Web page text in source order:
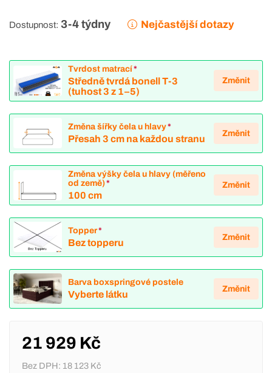
Dostupnost: 3-4 týdny Nejčastější dotazy
Tvrdost matrací*
Středně tvrdá bonell T-3
(tuhost 3 z 1–5)
Změnit
Změna šířky čela u hlavy*
Přesah 3 cm na každou stranu
Změnit
Změna výšky čela u hlavy (měřeno
od země)*
100 cm
Změnit
Topper*
Bez topperu
Změnit
Barva boxspringové postele
Vyberte látku
Změnit
21 929 Kč
Bez DPH: 18 123 Kč